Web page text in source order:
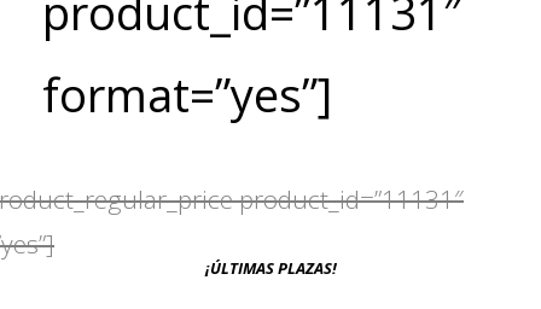
format=”yes”]
product_id=”11131″
¡ÚLTIMAS PLAZAS!